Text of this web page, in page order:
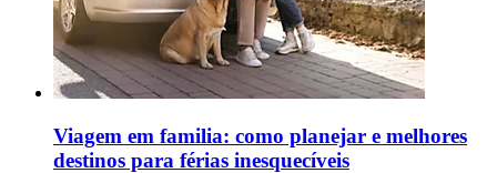
Viagem em familia: como planejar e melhores
destinos para férias inesquecíveis